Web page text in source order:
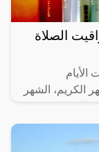
.. مواقيت الصلاة
الأيام
الكريم، الشهر